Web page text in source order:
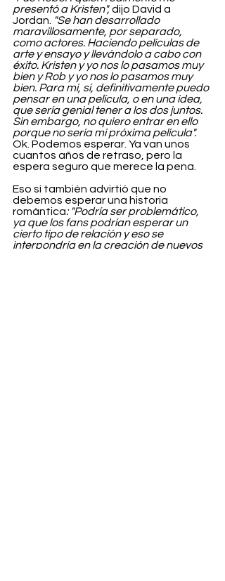
presentó a Kristen", dijo David a
Jordan. "Se han desarrollado
maravillosamente, por separado,
como actores. Haciendo películas de
arte y ensayo y llevándolo a cabo con
éxito. Kristen y yo nos lo pasamos muy
bien y Rob y yo nos lo pasamos muy
bien. Para mí, sí, definitivamente puedo
pensar en una película, o en una idea,
que sería genial tener a los dos juntos.
Sin embargo, no quiero entrar en ello
porque no sería mi próxima película".
Ok. Podemos esperar. Ya van unos
cuantos años de retraso, pero la
espera seguro que merece la pena.
Eso sí también advirtió que no
debemos esperar una historia
romántica: "Podría ser problemático,
ya que los fans podrían esperar un
cierto tipo de relación y eso se
interpondría en la creación de nuevos